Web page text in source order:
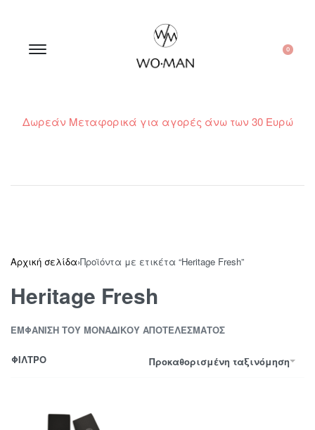
0
Δωρεάν Μεταφορικά για αγορές άνω των 30 Ευρώ
Αρχική σελίδα›Προϊόντα με ετικέτα “Heritage Fresh”
Heritage Fresh
ΕΜΦΆΝΙΣΗ ΤΟΥ ΜΟΝΑΔΙΚΟΎ ΑΠΟΤΕΛΈΣΜΑΤΟΣ
Προκαθορισμένη ταξινόμηση
ΦΙΛΤΡΟ